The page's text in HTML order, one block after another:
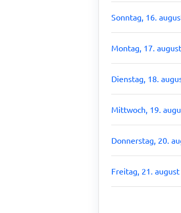
Sonntag, 16.
Montag, 17. august
Dienstag, 18.
Mittwoch, 19.
Donnerstag, 20.
Freitag, 21. august